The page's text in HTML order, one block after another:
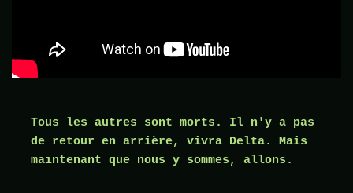
Tous les autres sont morts. Il n'y a pas
de retour en arrière, vivra Delta. Mais
maintenant que nous y sommes, allons.